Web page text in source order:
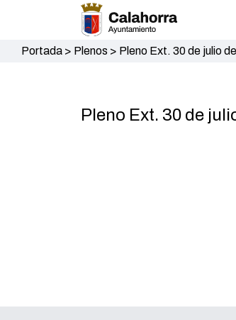
Portada> Plenos > Pleno Ext. 30 de julio
Pleno Ext. 30 de